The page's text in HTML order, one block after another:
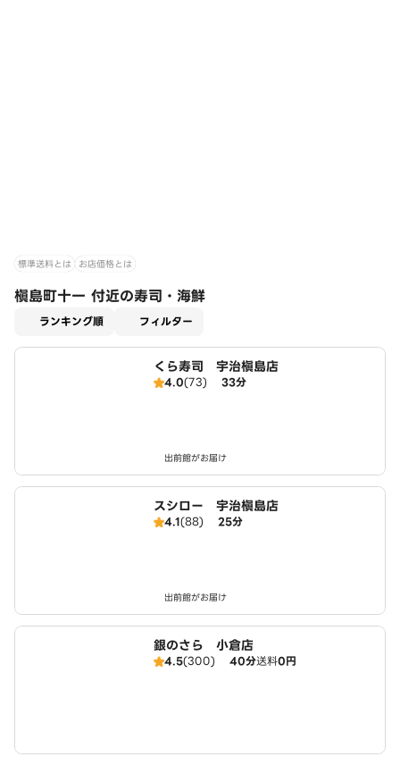
標準送料とは お店価格とは
槇島町十一 付近の寿司・海鮮
ランキング順 フィルター
くら寿司 宇治槇島店
4.0(73) 33分
出前館がお届け
スシロー 宇治槇島店
4.1(88) 25分
出前館がお届け
銀のさら 小倉店
4.5(300) 40分送料0円